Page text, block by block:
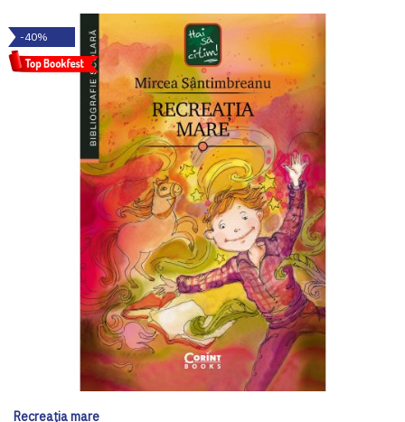
-40%
Recreația mare